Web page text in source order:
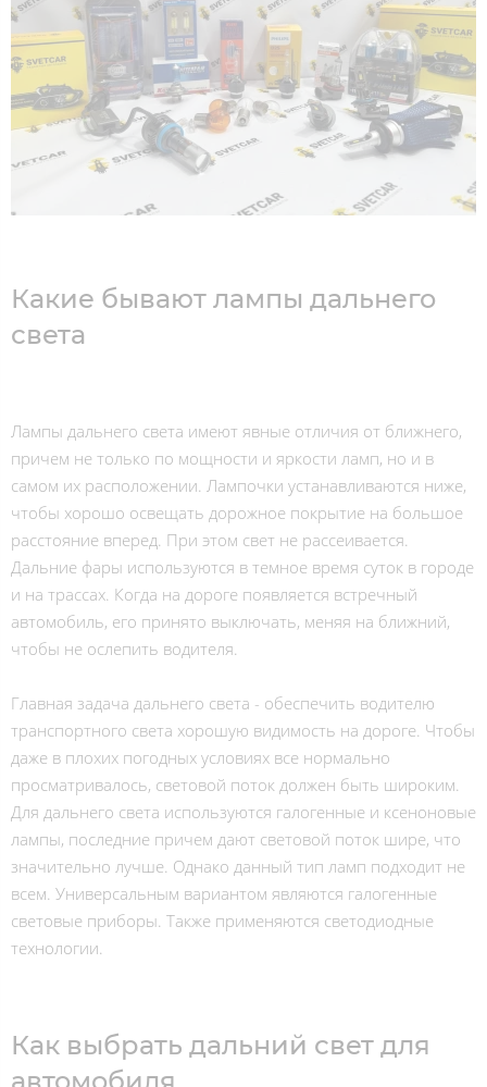
Какие бывают лампы дальнего
света
Лампы дальнего света имеют явные отличия от ближнего,
причем не только по мощности и яркости ламп, но и в
самом их расположении. Лампочки устанавливаются ниже,
чтобы хорошо освещать дорожное покрытие на большое
расстояние вперед. При этом свет не рассеивается.
Дальние фары используются в темное время суток в городе
и на трассах. Когда на дороге появляется встречный
автомобиль, его принято выключать, меняя на ближний,
чтобы не ослепить водителя.
Главная задача дальнего света - обеспечить водителю
транспортного света хорошую видимость на дороге. Чтобы
даже в плохих погодных условиях все нормально
просматривалось, световой поток должен быть широким.
Для дальнего света используются галогенные и ксеноновые
лампы, последние причем дают световой поток шире, что
значительно лучше. Однако данный тип ламп подходит не
всем. Универсальным вариантом являются галогенные
световые приборы. Также применяются светодиодные
технологии.
Как выбрать дальний свет для